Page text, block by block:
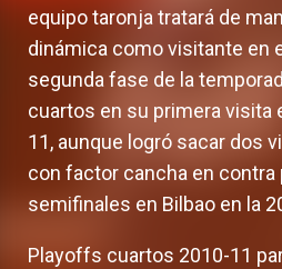
equipo taronja tratará de
dinámica como visitante en
segunda fase de la
cuartos en su primera visita
11, aunque logró sacar dos
con factor cancha en contra
semifinales en Bilbao en la
Playoffs cuartos 2010-11